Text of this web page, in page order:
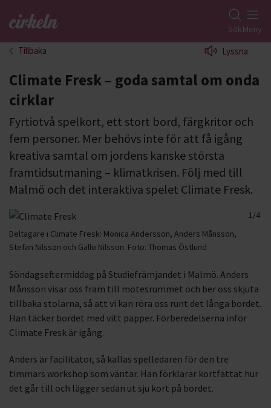
Gå till studiefrämjandets startsida SökMeny
Tillbaka Lyssna
Climate Fresk – goda samtal om onda
cirklar
Fyrtiotvå spelkort, ett stort bord, färgkritor och
fem personer. Mer behövs inte för att få igång
kreativa samtal om jordens kanske största
framtidsutmaning – klimatkrisen. Följ med till
Malmö och det interaktiva spelet Climate Fresk.
1/4
Deltagare i Climate Fresk: Monica Andersson, Anders Månsson,
Stefan Nilsson och Gallo Nilsson. Foto: Thomas Östlund
2/4
3/4
4/4
Söndagseftermiddag på Studiefrämjandet i Malmö. Anders
Månsson visar oss fram till mötesrummet och ber oss skjuta
tillbaka stolarna, så att vi kan röra oss runt det långa bordet.
Han täcker bordet med vitt papper. Förberedelserna inför
Climate Fresk är igång.
Anders är facilitator, så kallas spelledaren för den tre
timmars workshop som väntar. Han förklarar kortfattat hur
det går till och lägger sedan ut sju kort på bordet.